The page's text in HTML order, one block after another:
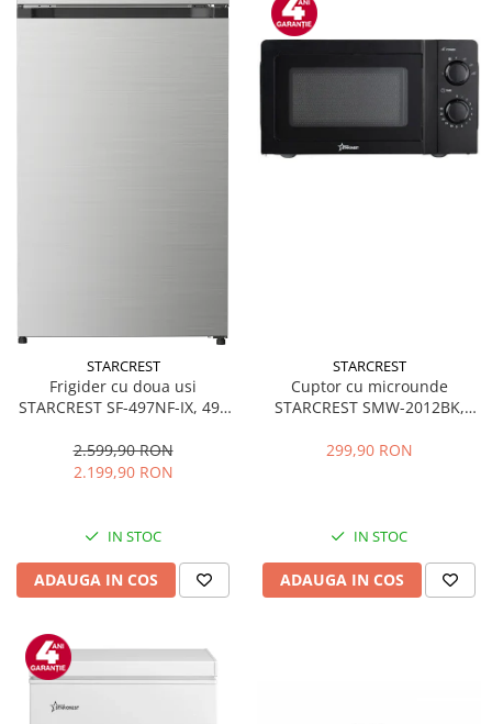
STARCREST
Frigider cu doua usi
STARCREST SF-497NF-IX, 497
Inverter, Clasa E, Display,
Functie super racire, Blocare
2.599,90 RON
2.199,90 RON
IN STOC
ADAUGA IN COS
STARCREST
Cuptor cu microunde
STARCREST SMW-2012BK,
mecanic, 6 Trepte de putere,
299,90 RON
IN STOC
ADAUGA IN COS